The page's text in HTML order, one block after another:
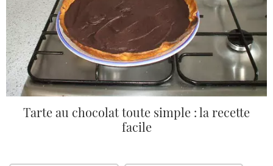
Tarte au chocolat toute simple : la recette
facile